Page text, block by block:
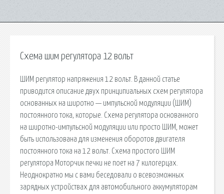
Схема шим регулятора 12 вольт
ШИМ регулятор напряжения 12 вольт. В данной статье
приводится описание двух принципиальных схем регулятора
основанных на широтно — импульсной модуляции (ШИМ)
постоянного тока, которые. Схема регулятора основанного
на широтно-импульсной модуляции или просто ШИМ, может
быть использована для изменения оборотов двигателя
постоянного тока на 12 вольт. Схема простого ШИМ
регулятора Моторчик печки не поет на 7 килогерцах.
Неоднократно мы с вами беседовали о всевозможных
зарядных устройствах для автомобильного аккумуляторам